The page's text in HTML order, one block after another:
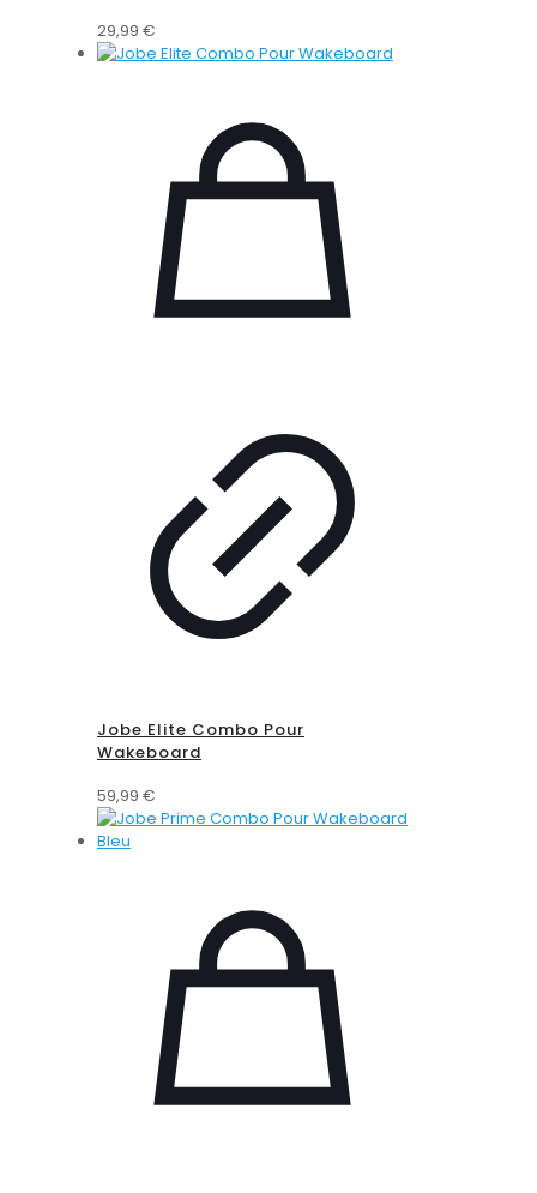
29,99 €
Jobe Elite Combo Pour
Wakeboard
59,99 €